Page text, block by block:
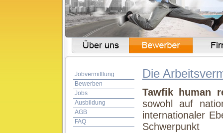
Jobvermittlung
Bewerben
Jobs
Ausbildung
AGB
FAQ
Die
Tawfik human
sowohl auf
internationaler